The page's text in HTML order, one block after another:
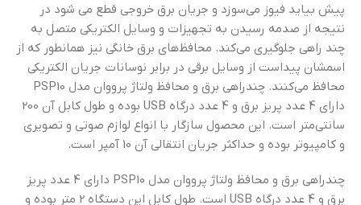
پیش بیاید فیوز می‌سوزد و جریان برق خروجی قطع می شود در
نتیجه از صدمه رسیدن به تجهیزات و وسایل الکتریکی متصل به
چند راهی جلوگیری می‌کند. محافظ‌های برق خانگی نیز همانطور که از
اسمشان پیداست از وسایل برقی در برابر نوسانات جریان الکتریکی
محافظ می‌کنند. چندراهی برق و محافظ ولتاژ پرووان مدل PSP10
دارای 4 عدد پریز برق و 4 عدد درگاه USB بوده و طول کابل آن 200
سانتی‌متر است. این محصول سازگار با انواع لوازم صوتی و تصویری
و کامپیوتر بوده و حداکثر جریان انتقالی آن 10 آمپر است.
چندراهی برق و محافظ ولتاژ پرووان مدل PSP10 دارای 4 عدد پریز
برق و 4 عدد درگاه USB است. طول کابل این دستگاه 2 متر بوده و